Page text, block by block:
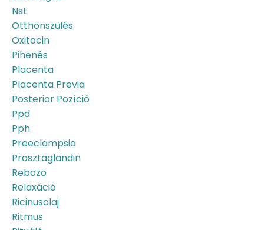
Nst
Otthonszülés
Oxitocin
Pihenés
Placenta
Placenta Previa
Posterior Pozíció
Ppd
Pph
Preeclampsia
Prosztaglandin
Rebozo
Relaxáció
Ricinusolaj
Ritmus